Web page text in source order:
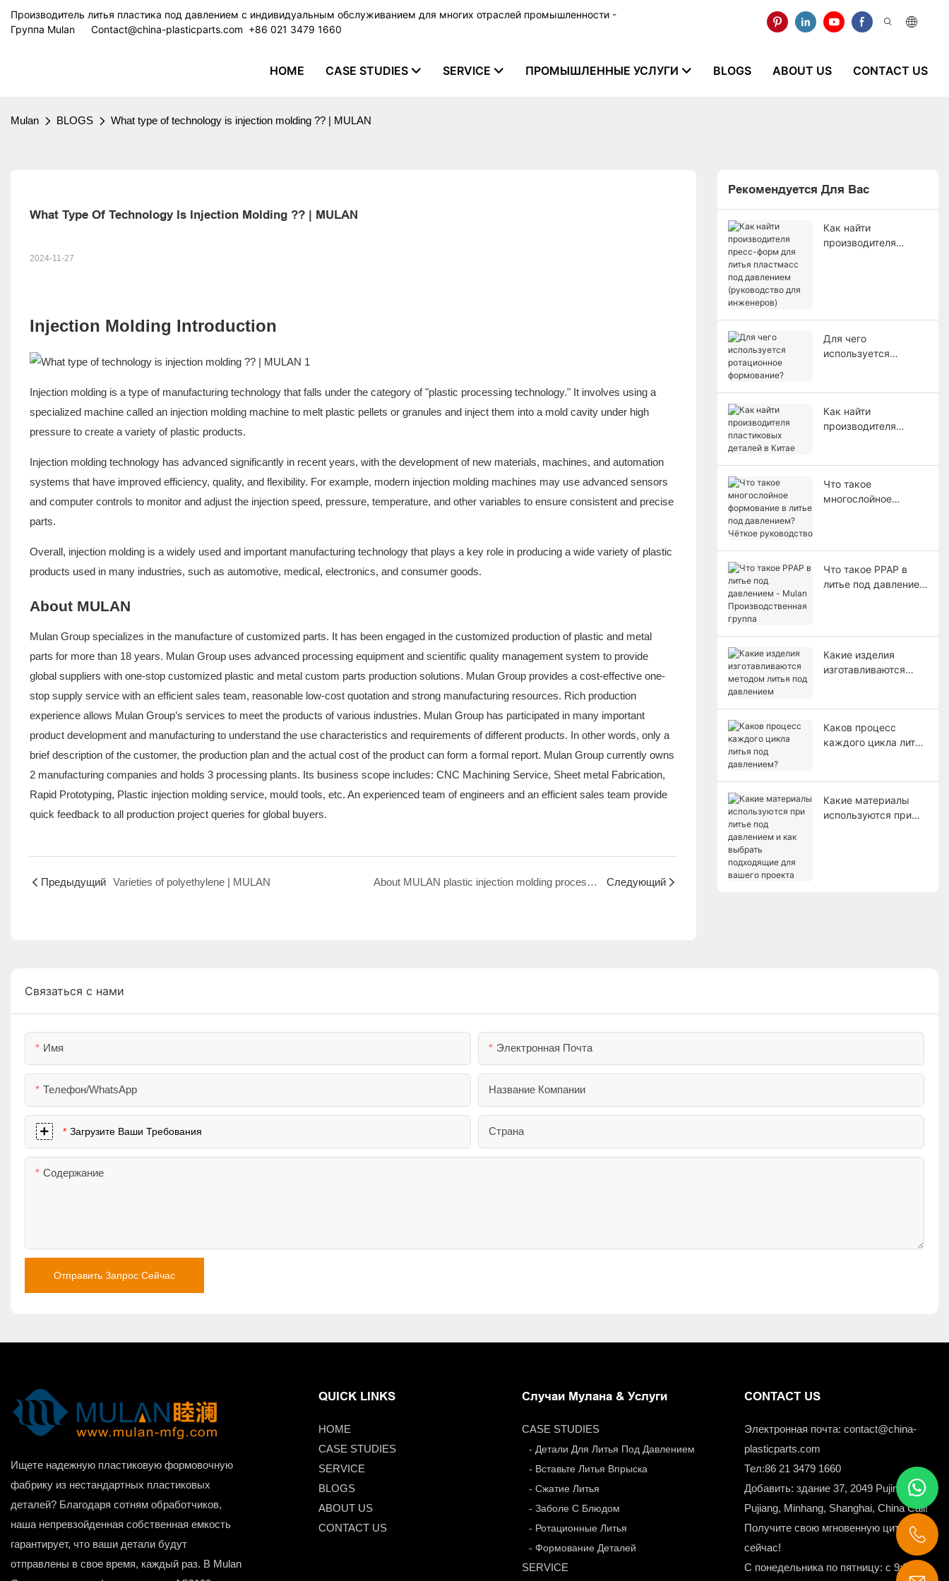
Производитель литья пластика под давлением с индивидуальным обслуживанием для многих отраслей промышленности -
Группа Mulan
Contact@china-plasticparts.com ​​​​​​​ +86 021 3479 1660
HOME CASE STUDIES SERVICE ПРОМЫШЛЕННЫЕ УСЛУГИ BLOGS ABOUT US CONTACT US
Mulan BLOGS What type of technology is injection molding ?? | MULAN
What Type Of Technology Is Injection Molding ?? | MULAN
2024-11-27
Injection Molding Introduction
Injection molding is a type of manufacturing technology that falls under the category of "plastic processing technology." It involves using a
specialized machine called an injection molding machine to melt plastic pellets or granules and inject them into a mold cavity under high
pressure to create a variety of plastic products.
Injection molding technology has advanced significantly in recent years, with the development of new materials, machines, and automation
systems that have improved efficiency, quality, and flexibility. For example, modern injection molding machines may use advanced sensors
and computer controls to monitor and adjust the injection speed, pressure, temperature, and other variables to ensure consistent and precise
parts.
Overall, injection molding is a widely used and important manufacturing technology that plays a key role in producing a wide variety of plastic
products used in many industries, such as automotive, medical, electronics, and consumer goods.
About MULAN
Mulan Group specializes in the manufacture of customized parts. It has been engaged in the customized production of plastic and metal
parts for more than 18 years. Mulan Group uses advanced processing equipment and scientific quality management system to provide
global suppliers with one-stop customized plastic and metal custom parts production solutions. Mulan Group provides a cost-effective one-
stop supply service with an efficient sales team, reasonable low-cost quotation and strong manufacturing resources. Rich production
experience allows Mulan Group’s services to meet the products of various industries. Mulan Group has participated in many important
product development and manufacturing to understand the use characteristics and requirements of different products. In other words, only a
brief description of the customer, the production plan and the actual cost of the product can form a formal report. Mulan Group currently owns
2 manufacturing companies and holds 3 processing plants. Its business scope includes: CNC Machining Service, Sheet metal Fabrication,
Rapid Prototyping, Plastic injection molding service, mould tools, etc. An experienced team of engineers and an efficient sales team provide
quick feedback to all production project queries for global buyers.
Предыдущий Varieties of polyethylene | MULAN About MULAN plastic injection molding process | MULAN Следующий
Рекомендуется Для Вас
Как найти
производителя
Для чего
используется
Как найти
производителя
Что такое
многослойное
Что такое PPAP в
литье под давлением
Какие изделия
изготавливаются
Каков процесс
каждого цикла литья
Какие материалы
используются при
Связаться с нами
Имя Электронная Почта
Телефон/WhatsApp Название Компании
Загрузите Ваши Требования Страна
Содержание
Отправить Запрос Сейчас
Ищете надежную пластиковую формовочную
фабрику из нестандартных пластиковых
деталей? Благодаря сотням обработчиков,
наша непревзойденная собственная емкость
гарантирует, что ваши детали будут
отправлены в свое время, каждый раз. В Mulan
QUICK LINKS
HOME
CASE STUDIES
SERVICE
BLOGS
ABOUT US
CONTACT US
Случаи Мулана & Услуги
CASE STUDIES
- Детали Для Литья Под Давлением
- Вставьте Литья Впрыска
- Сжатие Литья
- Заболе С Блюдом
- Ротационные Литья
- Формование Деталей
SERVICE
CONTACT US
Электронная почта:contact@china-
plasticparts.com
Тел:86 21 3479 1660
Добавить: здание 37, 2049 Pujin Road,
Pujiang, Minhang, Shanghai, China Call!
Получите свою мгновенную цитату
сейчас!
С понедельника по пятницу: с 9:00 до